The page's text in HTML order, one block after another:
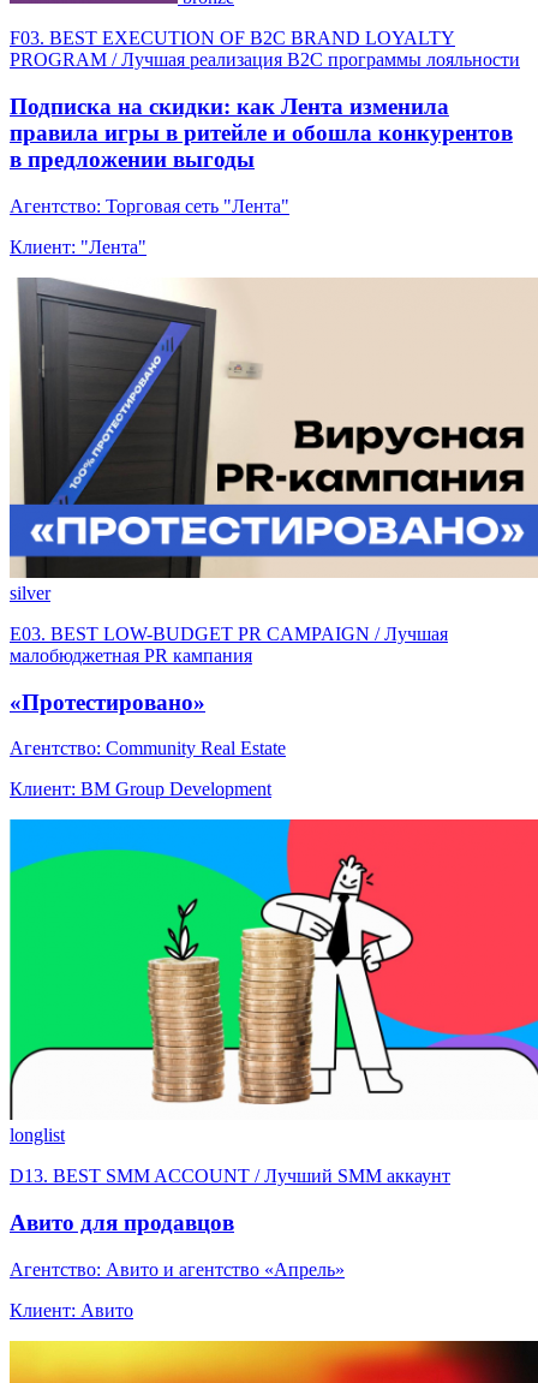
F03. BEST EXECUTION OF B2С BRAND LOYALTY
PROGRAM / Лучшая реализация B2С программы лояльности
Подписка на скидки: как Лента изменила
правила игры в ритейле и обошла конкурентов
в предложении выгоды
Агентство: Торговая сеть "Лента"
Клиент: "Лента"
silver
E03. BEST LOW-BUDGET PR CAMPAIGN / Лучшая
малобюджетная PR кампания
«Протестировано»
Агентство: Community Real Estate
Клиент: BM Group Development
longlist
D13. BEST SMM ACCOUNT / Лучший SMM аккаунт
Авито для продавцов
Агентство: Авито и агентство «Апрель»
Клиент: Авито